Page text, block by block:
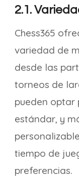
2.1.
Chess365
variedad de
desde las
torneos de
pueden optar
estándar, y
tiempo de
preferencias.